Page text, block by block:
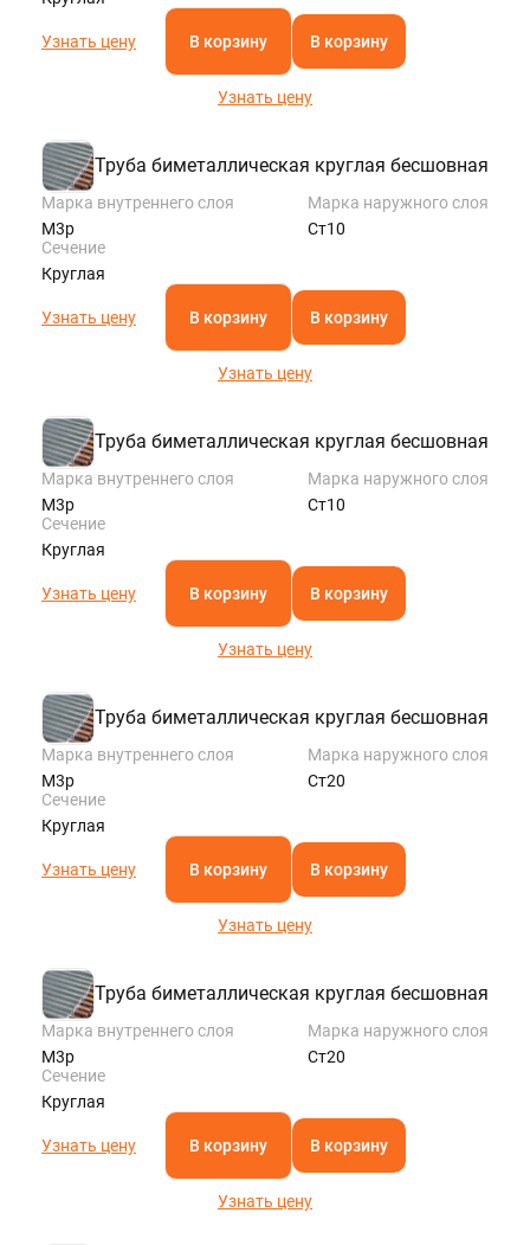
Узнать цену В корзину В корзину
Узнать цену
Труба биметаллическая круглая бесшовная
Марка внутреннего слоя
М3р
Марка наружного слоя
Ст10
Сечение
Круглая
Узнать цену В корзину В корзину
Узнать цену
Труба биметаллическая круглая бесшовная
Марка внутреннего слоя
М3р
Марка наружного слоя
Ст10
Сечение
Круглая
Узнать цену В корзину В корзину
Узнать цену
Труба биметаллическая круглая бесшовная
Марка внутреннего слоя
М3р
Марка наружного слоя
Ст20
Сечение
Круглая
Узнать цену В корзину В корзину
Узнать цену
Труба биметаллическая круглая бесшовная
Марка внутреннего слоя
М3р
Марка наружного слоя
Ст20
Сечение
Круглая
Узнать цену В корзину В корзину
Узнать цену